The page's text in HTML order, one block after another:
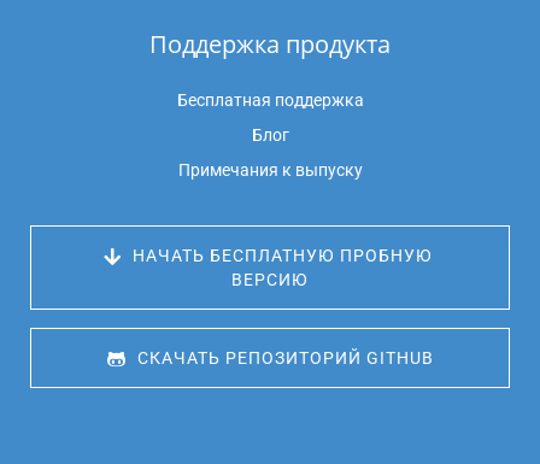
Поддержка продукта
Бесплатная поддержка
Блог
Примечания к выпуску
НАЧАТЬ БЕСПЛАТНУЮ ПРОБНУЮ
ВЕРСИЮ
СКАЧАТЬ РЕПОЗИТОРИЙ GITHUB